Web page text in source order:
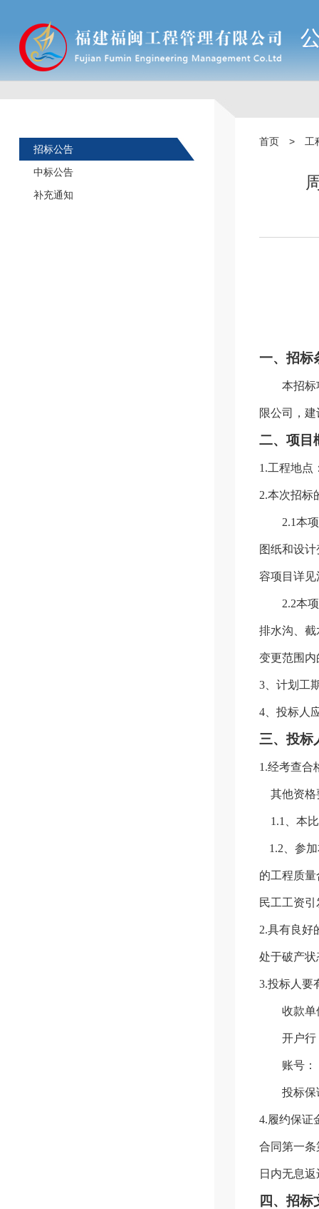
招标公告
中标公告
补充通知
首页 > 工
一、招标
本招标
限公司 ，
二、项目
1.工程地点
2.本次招标
2.1本
图纸和设
容项目详
2.2本
排水沟、
变更范围
3 、计划工
4 、投标人
三、投标
1.经考查合
其他资格
1.1 、本
1.2 、参
的工程质量
民工工资
2.具有良好
处于破产
3.投标人要
收款单
开户行
账号：
投标保
4.履约保证
合同第一条
日内无息
四、招标